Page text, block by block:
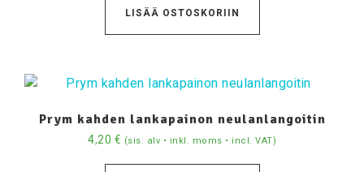
LISÄÄ OSTOSKORIIN
Prym kahden lankapainon neulanlangoitin
4,20 € (sis. alv • inkl. moms • incl. VAT)